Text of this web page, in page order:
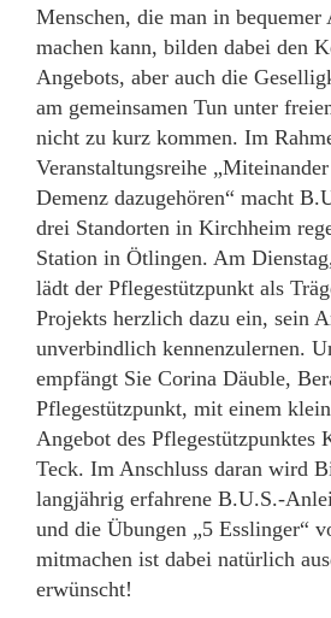
Menschen, die man in
machen kann, bilden dabei den
Angebots, aber auch die
am gemeinsamen Tun unter
nicht zu kurz kommen. Im
Veranstaltungsreihe
Demenz dazugehören“ macht
drei Standorten in Kirchheim
Station in Ötlingen. Am
lädt der Pflegestützpunkt als
Projekts herzlich dazu ein, sein
unverbindlich kennenzulernen.
empfängt Sie Corina Däuble,
Pflegestützpunkt, mit einem
Angebot des Pflegestützpunktes
Teck. Im Anschluss daran wird
langjährig erfahrene B.U.S.-
und die Übungen „5 Esslinger“
mitmachen ist dabei natürlich
erwünscht!